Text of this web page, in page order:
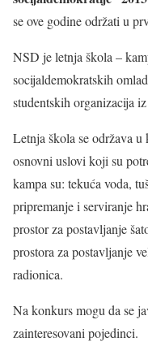
se ove godine održati u
NSD je letnja škola –
socijaldemokratskih
studentskih organizacija
Letnja škola se održava u
osnovni uslovi koji su
kampa su: tekuća voda,
pripremanje i serviranje
prostor za postavljanje
prostora za postavljanje
radionica.
Na konkurs mogu da se
zainteresovani pojedinci.